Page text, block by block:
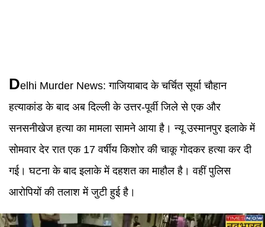
Delhi Murder News:गाजियाबाद के चर्चित सूर्या चौहान
हत्याकांड के बाद अब दिल्ली के उत्तर-पूर्वी जिले से एक और
सनसनीखेज हत्या का मामला सामने आया है। न्यू उस्मानपुर इलाके में
सोमवार देर रात एक 17 वर्षीय किशोर की चाकू गोदकर हत्या कर दी
गई। घटना के बाद इलाके में दहशत का माहौल है। वहीं पुलिस
आरोपियों की तलाश में जुटी हुई है।